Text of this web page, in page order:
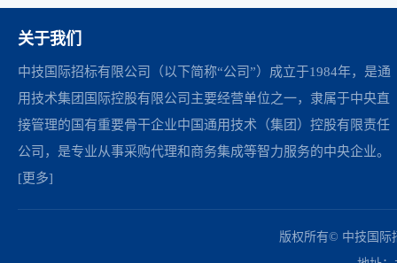
关于我们
中技国际招标有限公司（以下简称“公司”）成立于1984年，是通
用技术集团国际控股有限公司主要经营单位之一，隶属于中央直
接管理的国有重要骨干企业中国通用技术（集团）控股有限责任
公司，是专业从事采购代理和商务集成等智力服务的中央企业。
[更多]
版权所有© 中技国际